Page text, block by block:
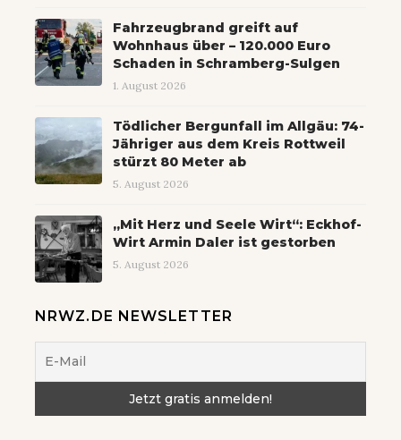
Fahrzeugbrand greift auf
Wohnhaus über – 120.000 Euro
Schaden in Schramberg-Sulgen
1. August 2026
Tödlicher Bergunfall im Allgäu: 74-
Jähriger aus dem Kreis Rottweil
stürzt 80 Meter ab
5. August 2026
„Mit Herz und Seele Wirt“: Eckhof-
Wirt Armin Daler ist gestorben
5. August 2026
NRWZ.DE NEWSLETTER